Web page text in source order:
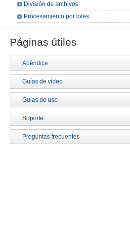
División de archivos
Procesamiento por lotes
Páginas útiles
Apéndice
Guías de vídeo
Guías de uso
Soporte
Preguntas frecuentes